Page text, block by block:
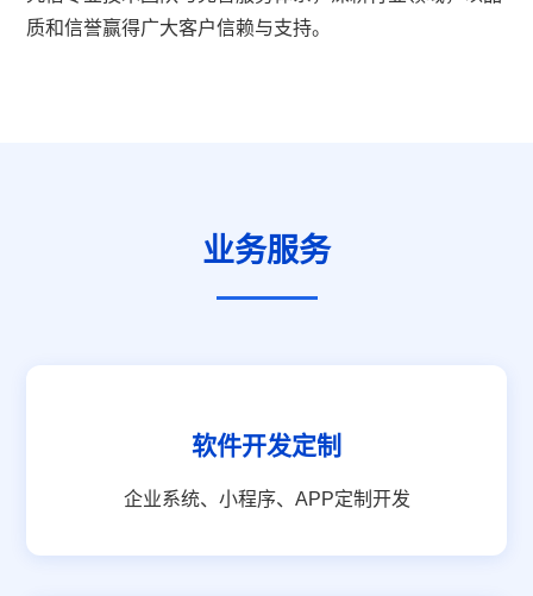
质和信誉赢得广大客户信赖与支持。
业务服务
软件开发定制
企业系统、小程序、APP定制开发